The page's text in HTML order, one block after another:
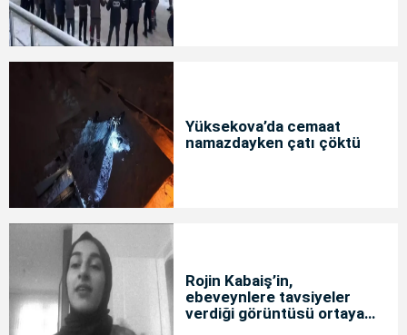
Yüksekova’da cemaat
namazdayken çatı çöktü
Rojin Kabaiş’in,
ebeveynlere tavsiyeler
verdiği görüntüsü ortaya